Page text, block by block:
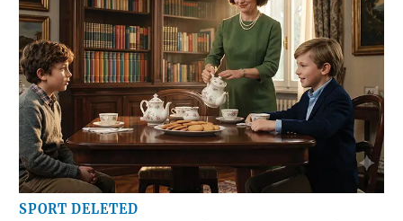
SPORT DELETED